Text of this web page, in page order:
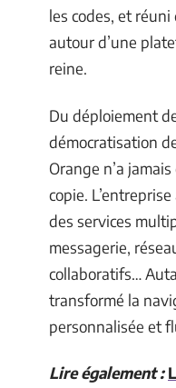
les codes, et
autour d’une
reine.
Du déploiement
démocratisation
Orange n’a
copie.
des services
messagerie,
collaboratifs…
transformé la
personnalisée et
Lire également :